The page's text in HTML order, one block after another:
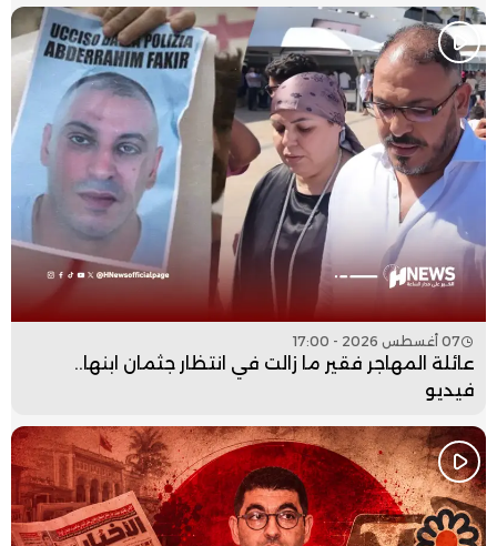
07 أغسطس 2026 - 17:00
عائلة المهاجر فقير ما زالت في انتظار جثمان ابنها..
فيديو